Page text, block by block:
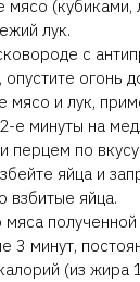
мясо
лук.
с
опустите огонь
мясо и лук,
е минуты на
перцем по вкусу.
яйца и
взбитые яйца.
мяса
3 минут,
(из